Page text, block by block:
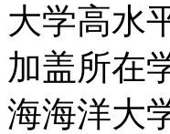
大学高水
加盖所在
海海洋大